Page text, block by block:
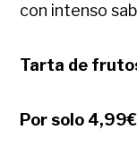
con intenso
Tarta de
Por solo 4,99€